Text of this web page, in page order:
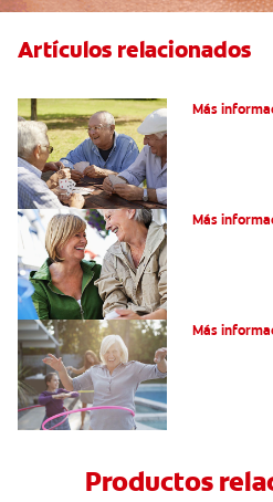
Artículos relacionados
Más
Más
Más
Productos